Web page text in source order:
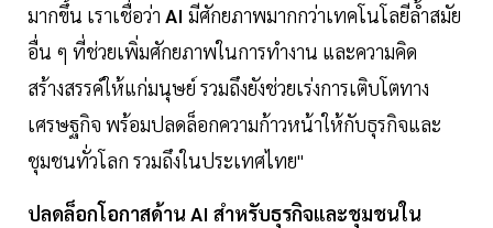
มากขึ้น เราเชื่อว่า AI มีศักยภาพมากกว่าเทคโนโลยีล้ำสมัย
อื่น ๆ ที่ช่วยเพิ่มศักยภาพในการทำงาน และความคิด
สร้างสรรค์ให้แก่มนุษย์ รวมถึงยังช่วยเร่งการเติบโตทาง
เศรษฐกิจ พร้อมปลดล็อกความก้าวหน้าให้กับธุรกิจและ
ชุมชนทั่วโลก รวมถึงในประเทศไทย"
ปลดล็อกโอกาสด้าน AI สำหรับธุรกิจและชุมชนใน